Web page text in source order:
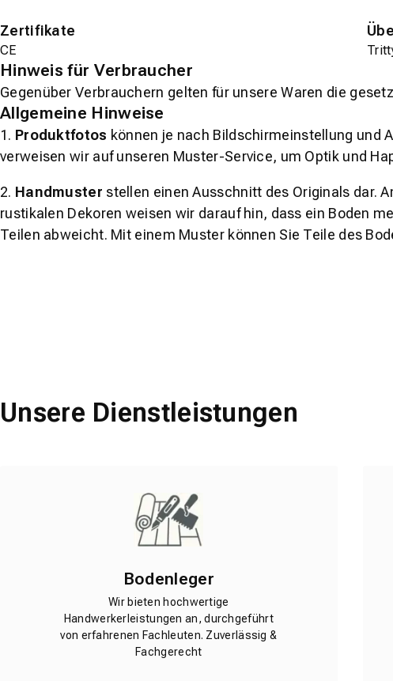
Zertifikate
CE
Hinweis für Verbraucher
Gegenüber Verbrauchern gelten für unsere Waren die
Allgemeine Hinweise
1. Produktfotos können je nach Bildschirmeinstellung und
verweisen wir auf unseren Muster-Service, um Optik und
2. Handmuster stellen einen Ausschnitt des Originals dar.
rustikalen Dekoren weisen wir darauf hin, dass ein Boden
Teilen abweicht. Mit einem Muster können Sie Teile des
Unsere Dienstleistungen
Bodenleger
Wir bieten hochwertige
Handwerkerleistungen an, durchgeführt
von erfahrenen Fachleuten. Zuverlässig &
Fachgerecht